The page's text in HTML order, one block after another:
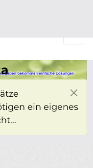
ein eigenes